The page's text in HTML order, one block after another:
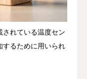
されている温度セン
するために用いられ